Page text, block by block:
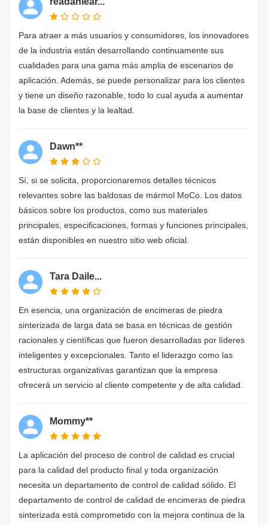
Para atraer a más usuarios y consumidores, los innovadores
de la industria están desarrollando continuamente sus
cualidades para una gama más amplia de escenarios de
aplicación. Además, se puede personalizar para los clientes
y tiene un diseño razonable, todo lo cual ayuda a aumentar
la base de clientes y la lealtad.
Dawn**
Sí, si se solicita, proporcionaremos detalles técnicos
relevantes sobre las baldosas de mármol MoCo. Los datos
básicos sobre los productos, como sus materiales
principales, especificaciones, formas y funciones principales,
están disponibles en nuestro sitio web oficial.
Tara Daile...
En esencia, una organización de encimeras de piedra
sinterizada de larga data se basa en técnicas de gestión
racionales y científicas que fueron desarrolladas por líderes
inteligentes y excepcionales. Tanto el liderazgo como las
estructuras organizativas garantizan que la empresa
ofrecerá un servicio al cliente competente y de alta calidad.
Mommy**
La aplicación del proceso de control de calidad es crucial
para la calidad del producto final y toda organización
necesita un departamento de control de calidad sólido. El
departamento de control de calidad de encimeras de piedra
sinterizada está comprometido con la mejora continua de la